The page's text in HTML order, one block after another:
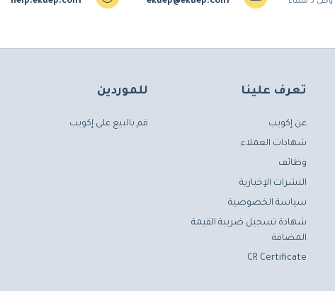
تعرف علينا
عن إكويب
شهادات العملاء
وظائف
النشرات الإخبارية
سياسة الخصوصية
شهادة تسجيل ضريبة القيمة
المضافة
CR Certificate
للموردين
قم بالبيع على إكويب